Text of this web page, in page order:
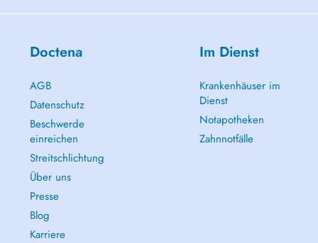
Doctena
AGB
Datenschutz
Beschwerde
einreichen
Streitschlichtung
Über uns
Presse
Blog
Karriere
Im Dienst
Krankenhäuser im
Dienst
Notapotheken
Zahnnotfälle